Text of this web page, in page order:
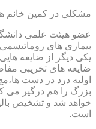
مشکلی در کمین خانم
عضو هیئت علمی
بیماری های
یکی دیگر از ضایعه
ضایعه های تخریبی
اولیه درد در دست
بزرگ را هم درگیر می
خواهد شد و تشخیص
است.